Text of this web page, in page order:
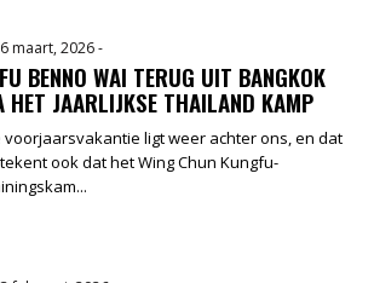
maart, 2026-
BENNO WAI TERUG UIT BANGKOK
HET JAARLIJKSE THAILAND KAMP
voorjaarsvakantie ligt weer achter ons, en dat
ook dat het Wing Chun Kungfu-